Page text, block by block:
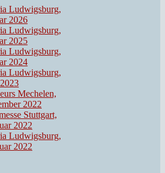
Ludwigsburg,
2026
Ludwigsburg,
2025
Ludwigsburg,
2024
Ludwigsburg,
Mechelen,
2022
Stuttgart,
2022
Ludwigsburg,
2022